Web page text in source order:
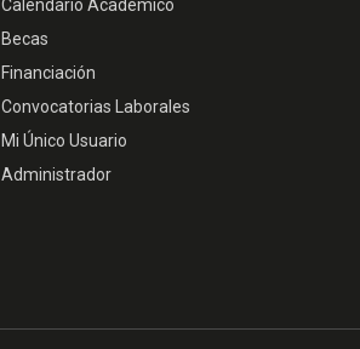
Calendario Académico
Becas
Financiación
Convocatorias Laborales
Mi Único Usuario
Administrador